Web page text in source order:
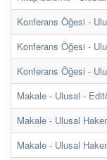
Konferans Öğesi -
Konferans Öğesi -
Konferans Öğesi -
Makale - Ulusal -
Makale - Ulusal
Makale - Ulusal